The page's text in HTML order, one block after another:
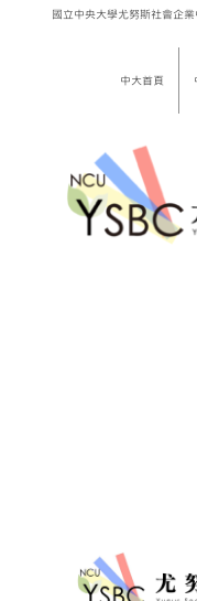
國立中央大學尤努斯社會企業
中大首頁